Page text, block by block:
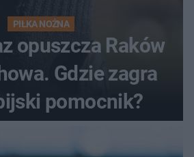
PIŁKA NOŻNA
opuszcza Raków
Gdzie zagra
pomocnik?